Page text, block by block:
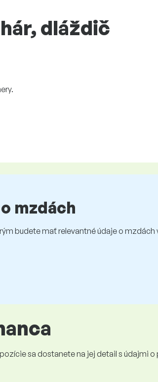
dláždič
mzdách
budete mať relevantné údaje o mzdách
sa dostanete na jej detail s údajmi o